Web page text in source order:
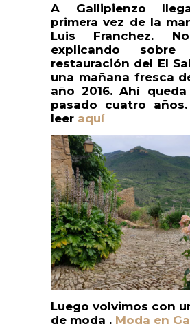
A Gallipienzo
primera vez de la
Luis Franchez.
explicando
restauración del El
una mañana fresca
año 2016. Ahí
pasado cuatro
leer aquí
Luego volvimos con
de moda . Moda en